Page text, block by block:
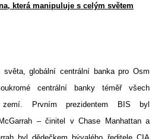
která manipuluje s celým světem
globální centrální banka pro Osm
centrální banky téměř všech
Prvním prezidentem BIS byl
– činitel v Chase Manhattan a